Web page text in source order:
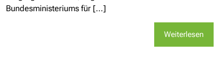
Bundesministeriums für [...]
Weiterlesen